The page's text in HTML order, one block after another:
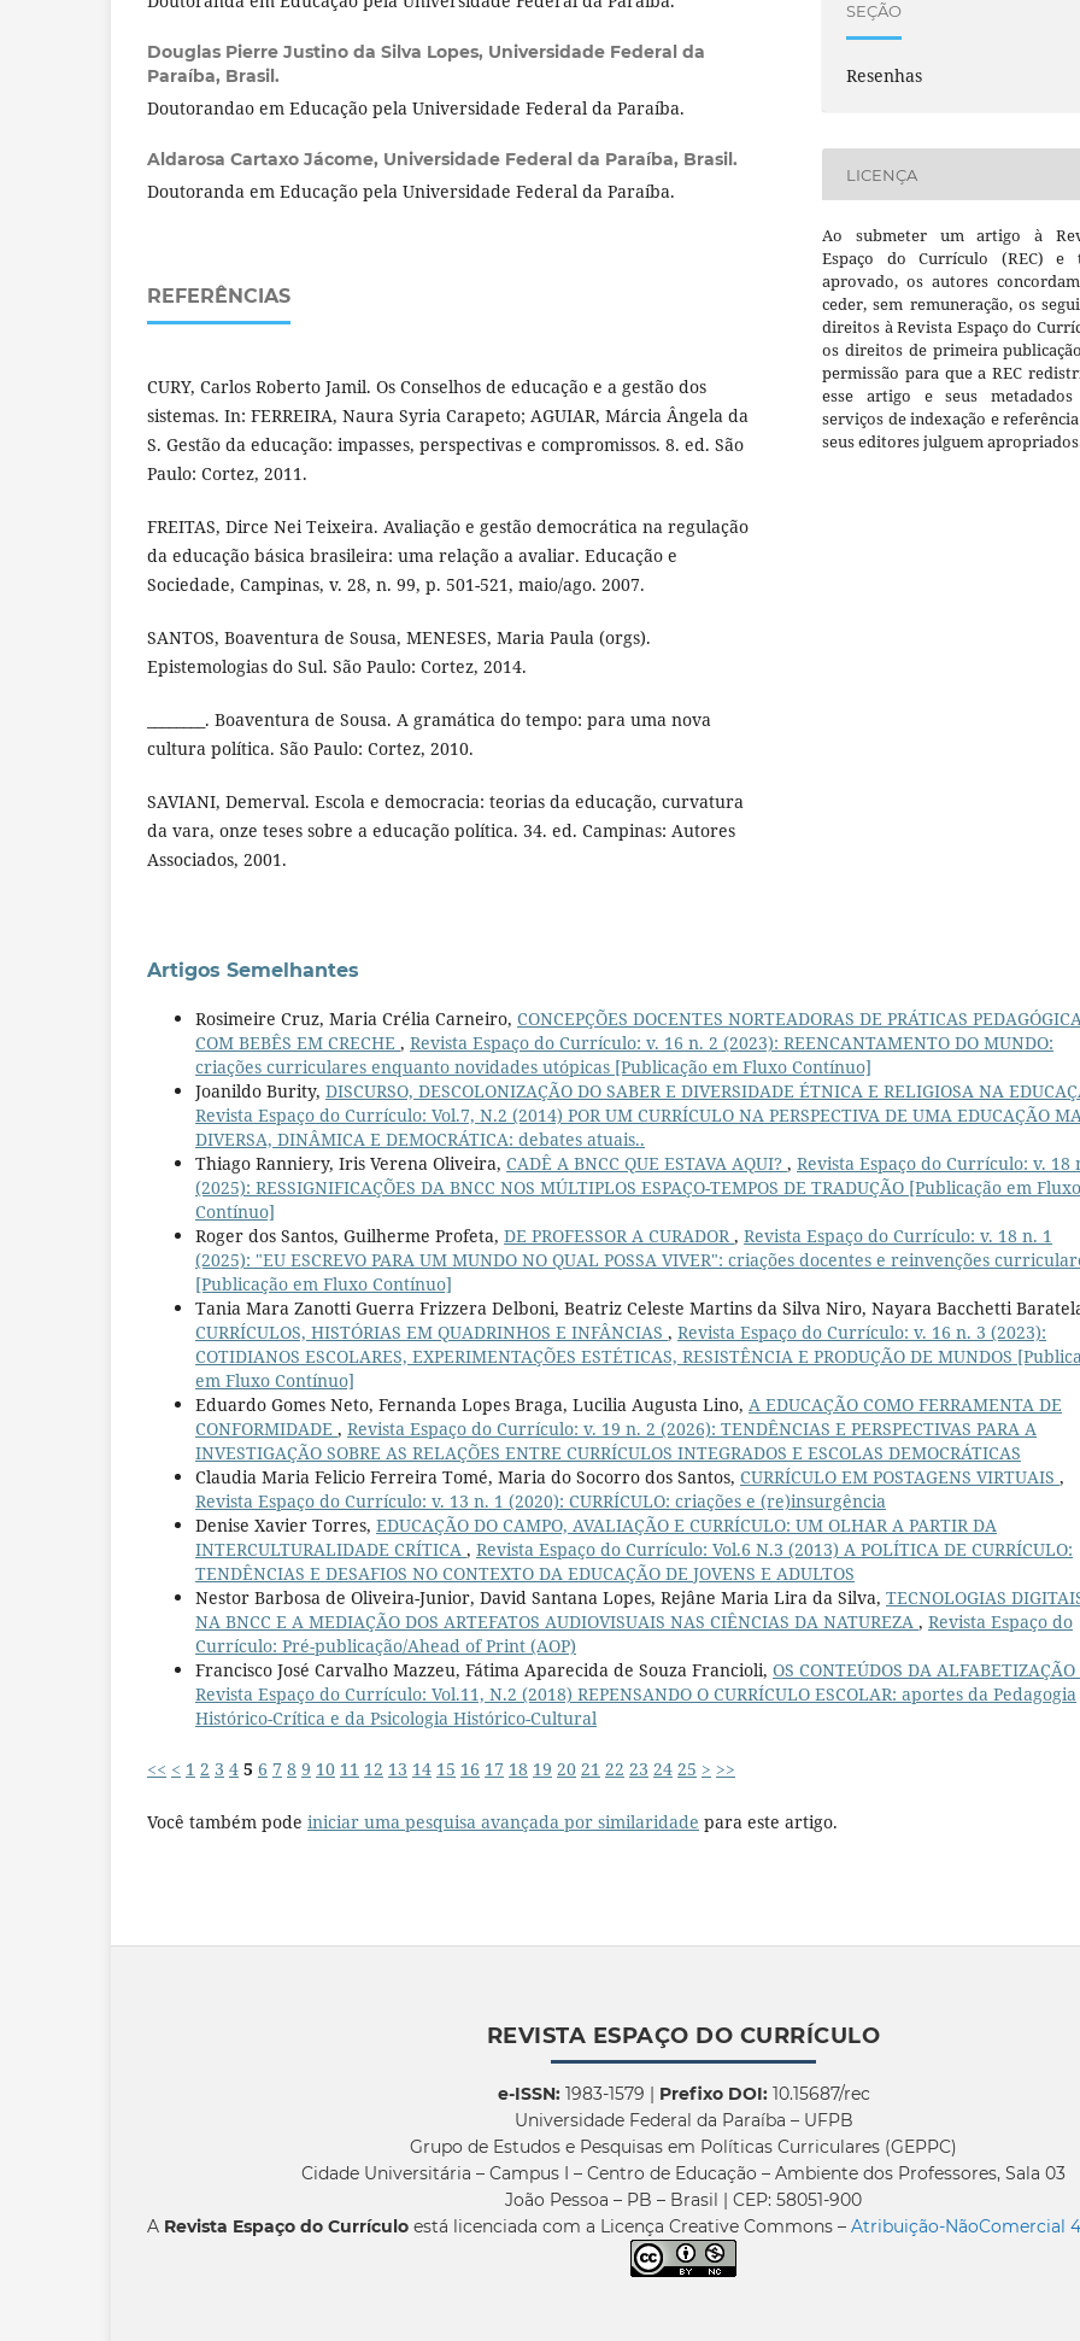
Douglas Pierre Justino da Silva Lopes, Universidade Federal da
Paraíba, Brasil.
Doutorandao em Educação pela Universidade Federal da Paraíba.
Aldarosa Cartaxo Jácome, Universidade Federal da Paraíba, Brasil.
Doutoranda em Educação pela Universidade Federal da Paraíba.
REFERÊNCIAS
CURY, Carlos Roberto Jamil. Os Conselhos de educação e a gestão dos
sistemas. In: FERREIRA, Naura Syria Carapeto; AGUIAR, Márcia Ângela da
S. Gestão da educação: impasses, perspectivas e compromissos. 8. ed. São
Paulo: Cortez, 2011.
FREITAS, Dirce Nei Teixeira. Avaliação e gestão democrática na regulação
da educação básica brasileira: uma relação a avaliar. Educação e
Sociedade, Campinas, v. 28, n. 99, p. 501-521, maio/ago. 2007.
SANTOS, Boaventura de Sousa, MENESES, Maria Paula (orgs).
Epistemologias do Sul. São Paulo: Cortez, 2014.
________. Boaventura de Sousa. A gramática do tempo: para uma nova
cultura política. São Paulo: Cortez, 2010.
SAVIANI, Demerval. Escola e democracia: teorias da educação, curvatura
da vara, onze teses sobre a educação política. 34. ed. Campinas: Autores
Associados, 2001.
SEÇÃO
Resenhas
LICENÇA
Ao submeter um artigo à
Espaço do Currículo (REC) e
aprovado, os autores
ceder, sem remuneração, os
direitos à Revista Espaço do
os direitos de primeira
permissão para que a REC
esse artigo e seus metadados
serviços de indexação e
seus editores julguem
Artigos Semelhantes
Rosimeire Cruz, Maria Crélia Carneiro, CONCEPÇÕES DOCENTES NORTEADORAS DE PRÁTICAS
COM BEBÊS EM CRECHE , Revista Espaço do Currículo: v. 16 n. 2 (2023): REENCANTAMENTO DO MUNDO:
criações curriculares enquanto novidades utópicas [Publicação em Fluxo Contínuo]
Joanildo Burity, DISCURSO, DESCOLONIZAÇÃO DO SABER E DIVERSIDADE ÉTNICA E RELIGIOSA NA
Revista Espaço do Currículo: Vol.7, N.2 (2014) POR UM CURRÍCULO NA PERSPECTIVA DE UMA EDUCAÇÃO
DIVERSA, DINÂMICA E DEMOCRÁTICA: debates atuais..
Thiago Ranniery, Iris Verena Oliveira, CADÊ A BNCC QUE ESTAVA AQUI? , Revista Espaço do Currículo: v. 18
(2025): RESSIGNIFICAÇÕES DA BNCC NOS MÚLTIPLOS ESPAÇO-TEMPOS DE TRADUÇÃO [Publicação em Fluxo
Contínuo]
Roger dos Santos, Guilherme Profeta, DE PROFESSOR A CURADOR, Revista Espaço do Currículo: v. 18 n. 1
(2025): "EU ESCREVO PARA UM MUNDO NO QUAL POSSA VIVER": criações docentes e reinvenções
[Publicação em Fluxo Contínuo]
Tania Mara Zanotti Guerra Frizzera Delboni, Beatriz Celeste Martins da Silva Niro, Nayara Bacchetti
CURRÍCULOS, HISTÓRIAS EM QUADRINHOS E INFÂNCIAS , Revista Espaço do Currículo: v. 16 n. 3 (2023):
COTIDIANOS ESCOLARES, EXPERIMENTAÇÕES ESTÉTICAS, RESISTÊNCIA E PRODUÇÃO DE MUNDOS
em Fluxo Contínuo]
Eduardo Gomes Neto, Fernanda Lopes Braga, Lucilia Augusta Lino, A EDUCAÇÃO COMO FERRAMENTA DE
CONFORMIDADE , Revista Espaço do Currículo: v. 19 n. 2 (2026): TENDÊNCIAS E PERSPECTIVAS PARA A
INVESTIGAÇÃO SOBRE AS RELAÇÕES ENTRE CURRÍCULOS INTEGRADOS E ESCOLAS DEMOCRÁTICAS
Claudia Maria Felicio Ferreira Tomé, Maria do Socorro dos Santos, CURRÍCULO EM POSTAGENS VIRTUAIS ,
Revista Espaço do Currículo: v. 13 n. 1 (2020): CURRÍCULO: criações e (re)insurgência
Denise Xavier Torres, EDUCAÇÃO DO CAMPO, AVALIAÇÃO E CURRÍCULO: UM OLHAR A PARTIR DA
INTERCULTURALIDADE CRÍTICA , Revista Espaço do Currículo: Vol.6 N.3 (2013) A POLÍTICA DE CURRÍCULO:
TENDÊNCIAS E DESAFIOS NO CONTEXTO DA EDUCAÇÃO DE JOVENS E ADULTOS
Nestor Barbosa de Oliveira-Junior, David Santana Lopes, Rejâne Maria Lira da Silva, TECNOLOGIAS
NA BNCC E A MEDIAÇÃO DOS ARTEFATOS AUDIOVISUAIS NAS CIÊNCIAS DA NATUREZA , Revista Espaço do
Currículo: Pré-publicação/Ahead of Print (AOP)
Francisco José Carvalho Mazzeu, Fátima Aparecida de Souza Francioli, OS CONTEÚDOS DA ALFABETIZAÇÃO
Revista Espaço do Currículo: Vol.11, N.2 (2018) REPENSANDO O CURRÍCULO ESCOLAR: aportes da Pedagogia
Histórico-Crítica e da Psicologia Histórico-Cultural
<< < 1 2 3 4 5 6 7 8 9 10 11 12 13 14 15 16 17 18 19 20 21 22 23 24 25 > >>
Você também pode iniciar uma pesquisa avançada por similaridade para este artigo.
REVISTA ESPAÇO DO CURRÍCULO
e-ISSN:1983-1579 | Prefixo DOI:10.15687/rec
Universidade Federal da Paraíba – UFPB
Grupo de Estudos e Pesquisas em Políticas Curriculares (GEPPC)
Cidade Universitária – Campus I – Centro de Educação – Ambiente dos Professores, Sala 03
João Pessoa – PB – Brasil | CEP: 58051-900
A Revista Espaço do Currículo está licenciada com a Licença Creative Commons – Atribuição-NãoComercial